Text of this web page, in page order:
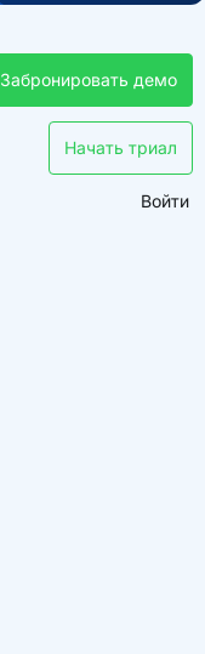
Забронировать демо
Начать триал
Войти